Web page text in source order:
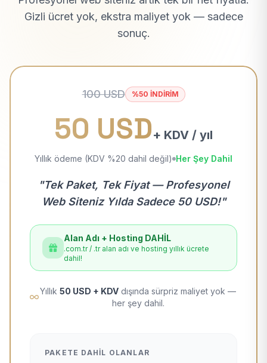
Gizli ücret yok, ekstra maliyet yok — sadece
sonuç.
100 USD %50 İNDİRİM
50 USD+ KDV / yıl
Yıllık ödeme (KDV %20 dahil değil) Her Şey Dahil
"Tek Paket, Tek Fiyat — Profesyonel
Web Siteniz Yılda Sadece 50 USD!"
Alan Adı + Hosting DAHİL
.com.tr / .tr alan adı ve hosting yıllık ücrete
dahil!
Yıllık 50 USD + KDV dışında sürpriz maliyet yok —
her şey dahil.
PAKETE DAHIL OLANLAR